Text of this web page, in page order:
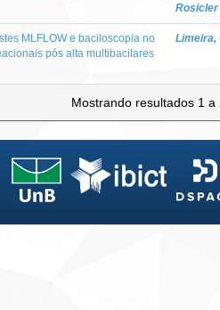
Rosicler
MLFLOW e baciloscopia no
pós alta multibacilares
Limeira,
Mostrando resultados 1 a